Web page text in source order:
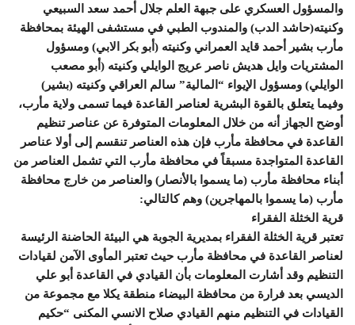
والمسؤول العسكري على جبهة العلم جلال أحمد سعد السبيعي
وكنيته(حاشد الدب) والمندوب الطبي في مستشفى الهيئة بمحافظة
مأرب بشير أحمد قايد العمراني وكنيته (أبو بكر الابي) ومسؤول
المشتريات وايل هديش ناصر عريج الوايلي وكنيته (أبو مصعب
الوايلي) ومسؤول الإيواء “المالية” سالم العراقي وكنيته (بشير)
وفيما يتعلق بالقوة البشرية لعناصر القاعدة فيما تسمى ولاية مأرب،
أوضح الجهاز أنه من خلال المعلومات المتوفرة عن عناصر تنظيم
القاعدة في محافظة مأرب فإن هذه العناصر تنقسم إلى أولا عناصر
القاعدة المتواجدة مسبقاً في محافظة مأرب التي تشمل العناصر من
أبناء محافظة مأرب (ما يسموا بالأنصار) والعناصر من خارج محافظة
مأرب (ما يسموا بالمهاجرين) وهم كالتالي:
قرية الخثلة الفقراء
تعتبر قرية الخثلة الفقراء بمديرية الجوبة هي البيئة الحاضنة الرئيسة
لعناصر القاعدة في محافظة مأرب حيث تعتبر المأوى الآمن لقيادات
التنظيم وقد أشارت المعلومات بأن القيادي في القاعدة أبو علي
الديسي بعد فرارة من محافظة البيضاء منطقة يكلا مع مجموعة من
القيادات في التنظيم منهم القيادي صلاح الانسي المكنى “حكيم